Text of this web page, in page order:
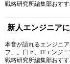
戦略研究所編集部おす
新人エンジニア
本音が語れるエンジニ
フ」。日々、ITエンジ
戦略研究所編集部おす